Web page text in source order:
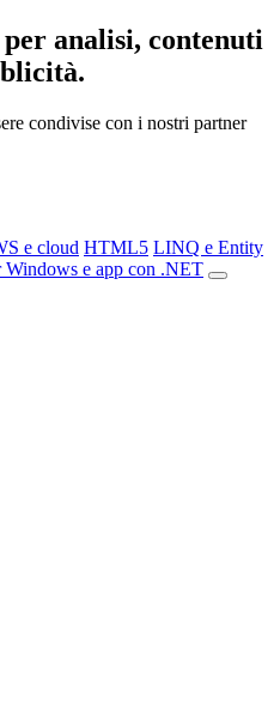
analisi, contenuti
condivise con i nostri partner
e cloud HTML5 LINQ e Entity
Windows e app con .NET